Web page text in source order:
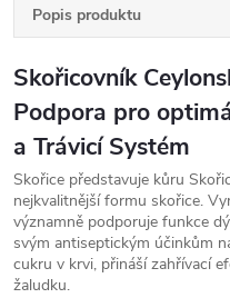
Popis produktu
Skořicovník
Podpora pro
a Trávicí Systém
Skořice představuje kůru
nejkvalitnější formu skořice.
významně podporuje funkce
svým antiseptickým účinkům
cukru v krvi, přináší zahřívací
žaludku.